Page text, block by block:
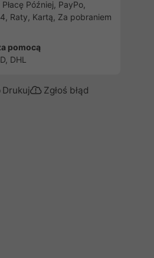
Później, PayPo,
Raty, Kartą, Za pobraniem
pomocą
DHL
Drukuj Zgłoś błąd